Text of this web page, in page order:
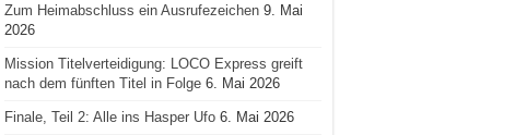
Zum Heimabschluss ein Ausrufezeichen 9. Mai
2026
Mission Titelverteidigung: LOCO Express greift
nach dem fünften Titel in Folge 6. Mai 2026
Finale, Teil 2: Alle ins Hasper Ufo 6. Mai 2026